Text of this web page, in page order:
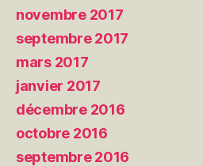
novembre 2017
septembre 2017
mars 2017
janvier 2017
décembre 2016
octobre 2016
septembre 2016